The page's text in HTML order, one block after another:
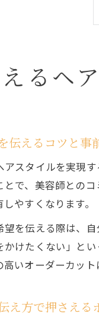
るヘ
伝えるコツと事
アスタイルを実現
とで、美容師との
やすくなります。
望を伝える際は、
かけたくない」と
いオーダーカット
え方で押さえる